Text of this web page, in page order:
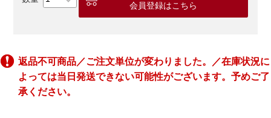
会員登録はこちら
返品不可商品／ご注文単位が変わりました。／在庫状況に
よっては当日発送できない可能性がございます。予めご了
承ください。